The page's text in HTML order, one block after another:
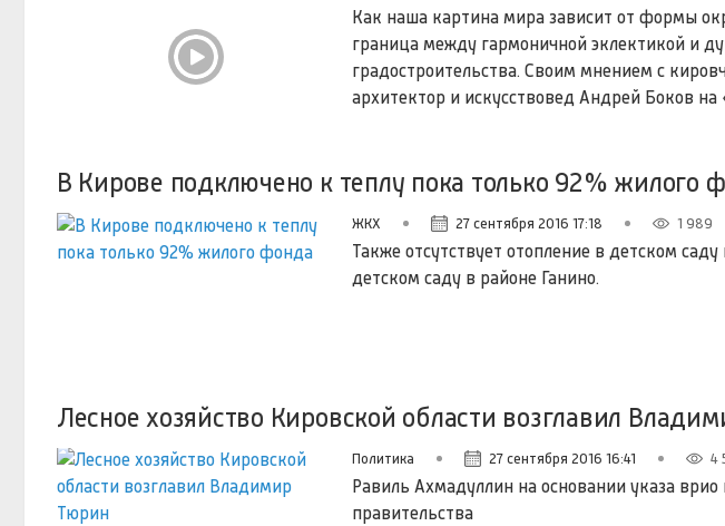
Как наша картина мира зависит от формы
граница между гармоничной эклектикой и
градостроительства. Своим мнением с
архитектор и искусствовед Андрей Боков
В Кирове подключено к теплу пока только 92% жилого
ЖКХ 27 сентября 2016 17:18 1 989
Также отсутствует отопление в детском
детском саду в районе Ганино.
Лесное хозяйство Кировской области возглавил
Политика 27 сентября 2016 16:41 4
Равиль Ахмадуллин на основании указа
правительства